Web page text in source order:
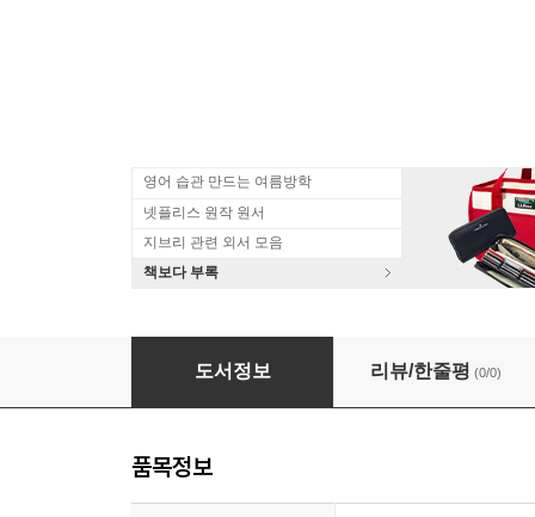
영어 습관 만드는 여름방학
넷플리스 원작 원서
지브리 관련 외서 모음
책보다 부록
The Source: The Secrets of the Universe,
도서정보 리뷰/한줄평 (0/0)
품목정보